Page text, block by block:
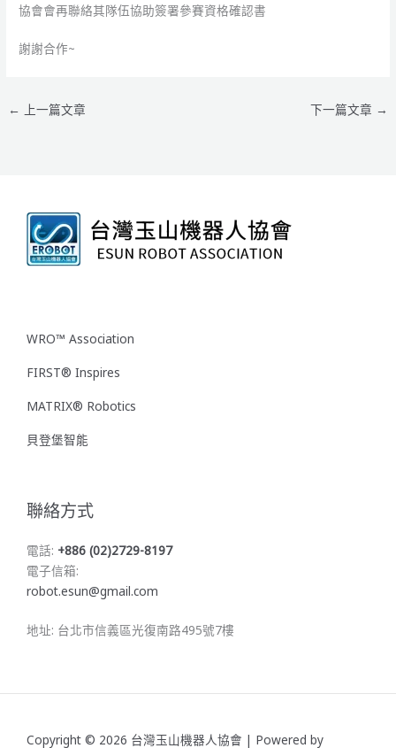
協會會再聯絡其隊伍協助簽署參賽資格確認書
謝謝合作~
← 上一篇文章 下一篇文章 →
WRO™ Association
FIRST® Inspires
MATRIX® Robotics
貝登堡智能
聯絡方式
電話: +886 (02)2729-8197
電子信箱:
robot.esun@gmail.com
地址: 台北市信義區光復南路495號7樓
Copyright © 2026 台灣玉山機器人協會 | Powered by